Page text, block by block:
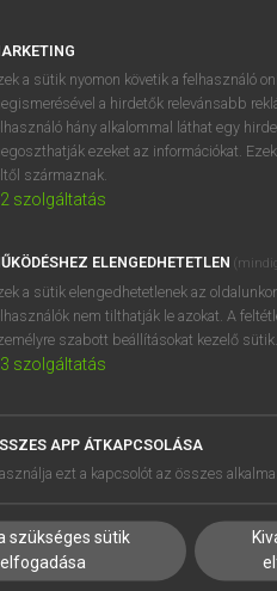
SÚGÓ
RÓLUNK
SÜTI
a sütik nyomon követik a felhasználó
a hirdetők relevánsabb
hány alkalommal láthat egy
ezeket az információkat.
származnak.
2 szolgáltatás
ELENGEDHETETLEN
a sütik elengedhetetlenek az
nem tilthatják le azokat. A
szabott beállításokat kezelő sütik.
3 szolgáltatás
APP ÁTKAPCSOLÁSA
ezt a kapcsolót az összes
szükséges sütik
elfogadása